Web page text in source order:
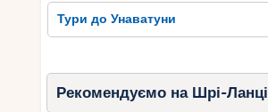
Тури до Унаватуни
Рекомендуємо на Шрі-Ланці